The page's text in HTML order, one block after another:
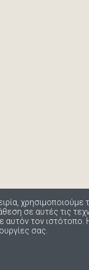
σε αυτές τις
αυτόν τον
σας.